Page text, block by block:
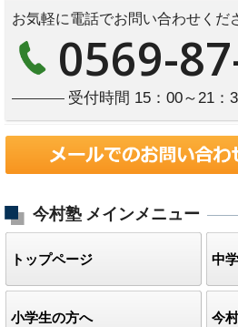
お気軽に電話でお問い合わせくだ
0569-
受付時間 15：00～21：
今村塾 メインメニュー
トップページ 中
小学生の方へ 今